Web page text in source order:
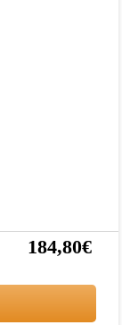
184,80€